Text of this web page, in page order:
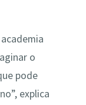
o
pode
explica